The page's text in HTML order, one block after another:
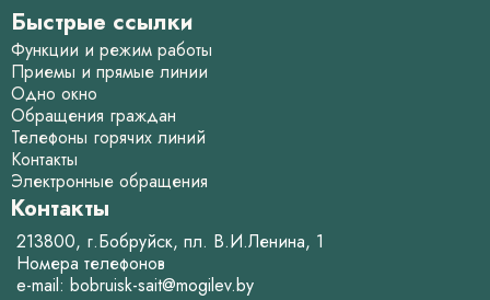
Быстрые ссылки
Функции и режим работы
Приемы и прямые линии
Одно окно
Обращения граждан
Телефоны горячих линий
Контакты
Электронные обращения
Контакты
213800, г.Бобруйск, пл. В.И.Ленина, 1
Номера телефонов
e-mail: bobruisk-sait@mogilev.by